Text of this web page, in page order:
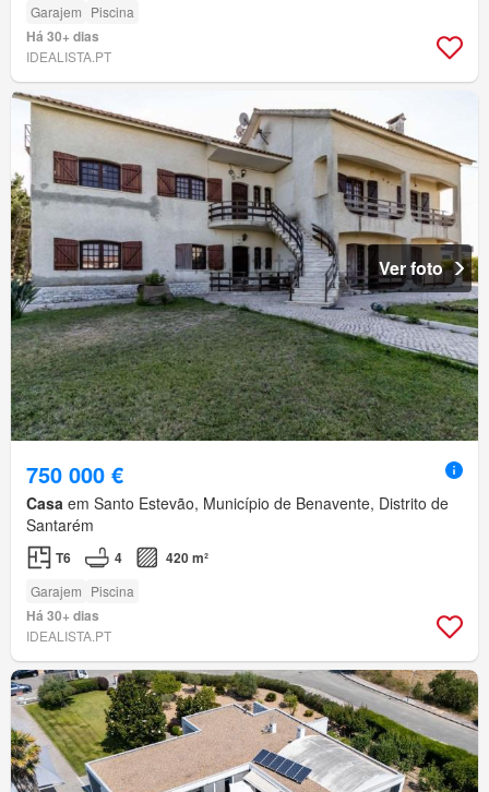
Garajem Piscina
Há 30+ dias
IDEALISTA.PT
Ver foto
750 000 €
Casa em Santo Estevão, Município de Benavente, Distrito de
Santarém
T6 4 420 m²
Garajem Piscina
Há 30+ dias
IDEALISTA.PT